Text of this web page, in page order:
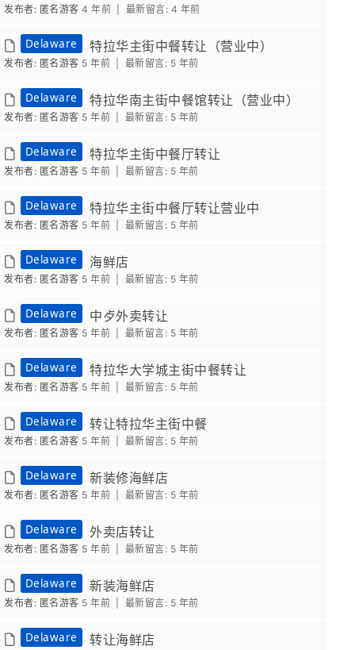
发布者: 匿名游客 4 年前 | 最新留言: 4 年前
Delaware 特拉华主街中餐转让（营业中）
发布者: 匿名游客 5 年前 | 最新留言: 5 年前
Delaware 特拉华南主街中餐馆转让（营业中）
发布者: 匿名游客 5 年前 | 最新留言: 5 年前
Delaware 特拉华主街中餐厅转让
发布者: 匿名游客 5 年前 | 最新留言: 5 年前
Delaware 特拉华主街中餐厅转让营业中
发布者: 匿名游客 5 年前 | 最新留言: 5 年前
Delaware 海鲜店
发布者: 匿名游客 5 年前 | 最新留言: 5 年前
Delaware 中歺外卖转让
发布者: 匿名游客 5 年前 | 最新留言: 5 年前
Delaware 特拉华大学城主街中餐转让
发布者: 匿名游客 5 年前 | 最新留言: 5 年前
Delaware 转让特拉华主街中餐
发布者: 匿名游客 5 年前 | 最新留言: 5 年前
Delaware 新装修海鲜店
发布者: 匿名游客 5 年前 | 最新留言: 5 年前
Delaware 外卖店转让
发布者: 匿名游客 5 年前 | 最新留言: 5 年前
Delaware 新装海鲜店
发布者: 匿名游客 5 年前 | 最新留言: 5 年前
Delaware 转让海鲜店